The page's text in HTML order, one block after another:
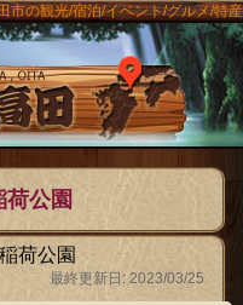
市の観光/宿泊/イベント/グルメ/特産
The豊後
荷公園
稲荷公園
最終更新日: 2023/03/25